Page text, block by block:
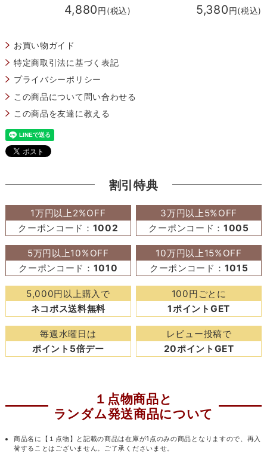
4,880円(税込) 5,380円(税込)
お買い物ガイド
特定商取引法に基づく表記
プライバシーポリシー
この商品について問い合わせる
この商品を友達に教える
割引特典
1万円以上2%OFF
クーポンコード： 1002
3万円以上5%OFF
クーポンコード：1005
5万円以上10%OFF
クーポンコード： 1010
10万円以上15%OFF
クーポンコード： 1015
5,000円以上購入で
ネコポス送料無料
100円ごとに
1ポイントGET
毎週水曜日は
ポイント5倍デー
レビュー投稿で
20ポイントGET
１点物商品と
ランダム発送商品について
商品名に【１点物】と記載の商品は在庫が1点のみの商品となりますので、再入
荷することはございません。ご了承くださいませ。